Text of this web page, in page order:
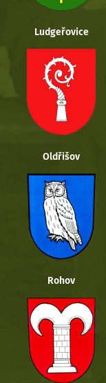
Ludgeřovice
Oldřišov
Rohov